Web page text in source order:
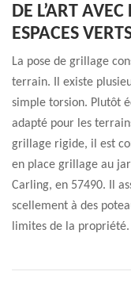
DE L’ART
ESPACES
La pose de grillage
terrain. Il existe
simple torsion. Plutôt
adapté pour les
grillage rigide, il est
en place grillage au
Carling, en 57490. Il
scellement à des
limites de la propriété.